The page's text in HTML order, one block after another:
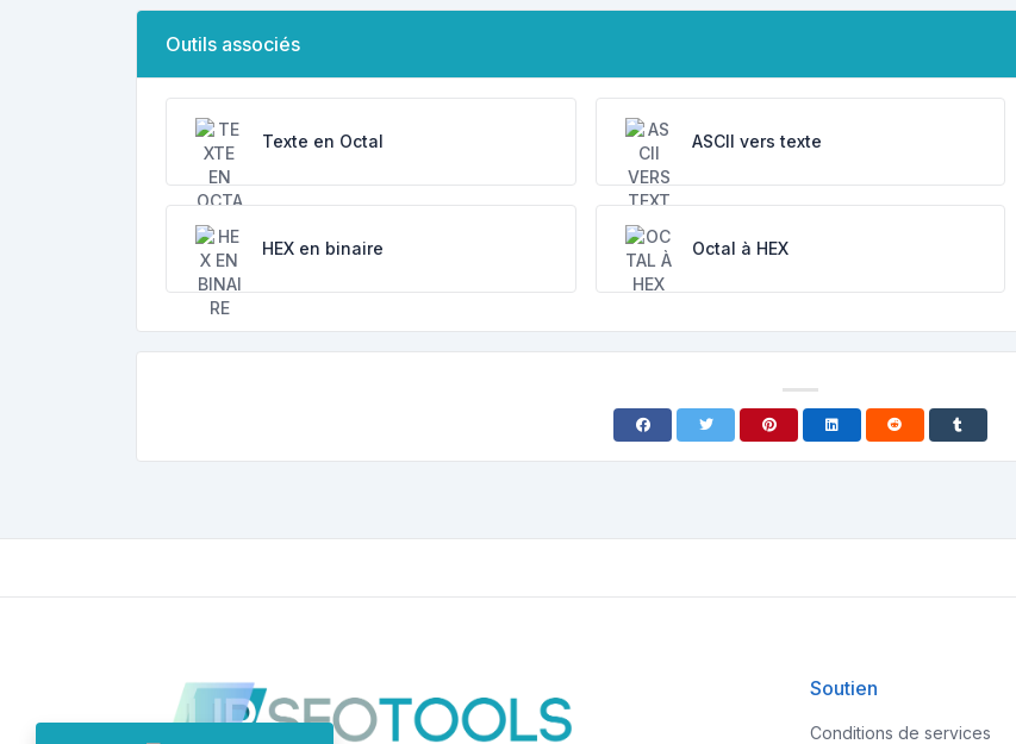
Outils associés
Texte en Octal ASCII vers texte
HEX en binaire Octal à HEX
Soutien
Conditions de services